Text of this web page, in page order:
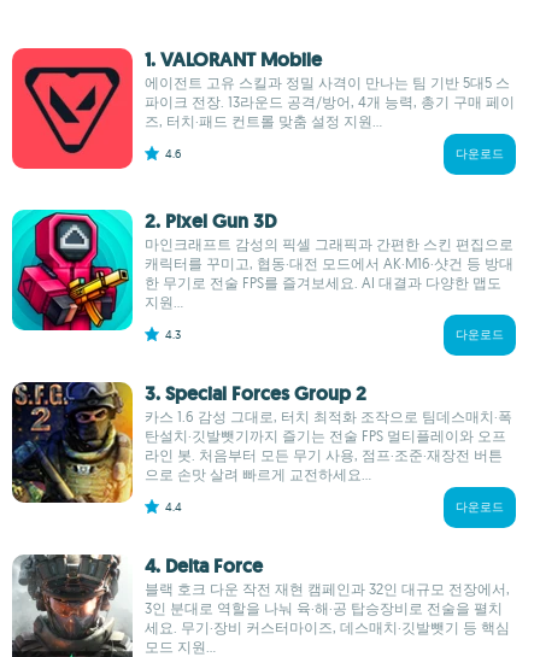
1. VALORANT Mobile
에이전트 고유 스킬과 정밀 사격이 만나는 팀 기반 5대5 스
파이크 전장. 13라운드 공격/방어, 4개 능력, 총기 구매 페이
즈, 터치·패드 컨트롤 맞춤 설정 지원...
4.6 다운로드
2. Pixel Gun 3D
마인크래프트 감성의 픽셀 그래픽과 간편한 스킨 편집으로
캐릭터를 꾸미고, 협동·대전 모드에서 AK·M16·샷건 등 방대
한 무기로 전술 FPS를 즐겨보세요. AI 대결과 다양한 맵도
지원...
4.3 다운로드
3. Special Forces Group 2
카스 1.6 감성 그대로, 터치 최적화 조작으로 팀데스매치·폭
탄설치·깃발뺏기까지 즐기는 전술 FPS 멀티플레이와 오프
라인 봇. 처음부터 모든 무기 사용, 점프·조준·재장전 버튼
으로 손맛 살려 빠르게 교전하세요...
4.4 다운로드
4. Delta Force
블랙 호크 다운 작전 재현 캠페인과 32인 대규모 전장에서,
3인 분대로 역할을 나눠 육·해·공 탑승장비로 전술을 펼치
세요. 무기·장비 커스터마이즈, 데스매치·깃발뺏기 등 핵심
모드 지원...